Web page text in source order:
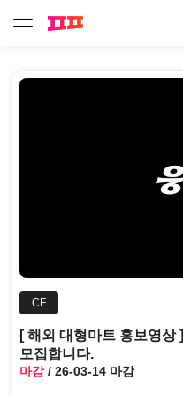
CF
[ 해외 대형마트 홍보영상
모집합니다.
마감 / 26-03-14 마감